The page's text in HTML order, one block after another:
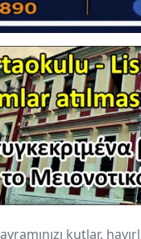
kutlar,